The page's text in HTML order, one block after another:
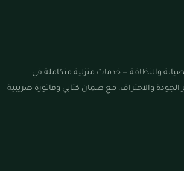
والنظافة — خدمات منزلية متكاملة في
الجودة والاحتراف، مع ضمان كتابي وفاتورة ضريبية